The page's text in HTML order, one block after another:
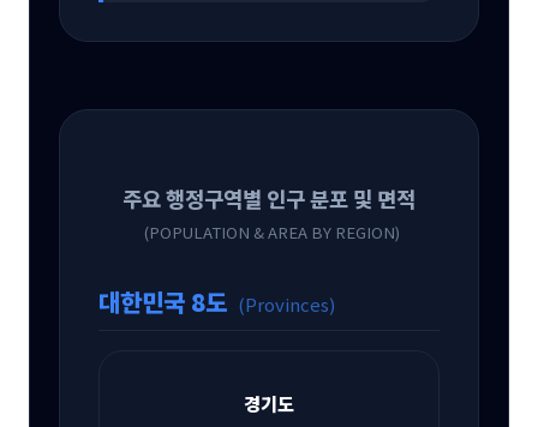
주요 행정구역별 인구 분포 및 면적
(POPULATION & AREA BY REGION)
대한민국 8도 (Provinces)
경기도